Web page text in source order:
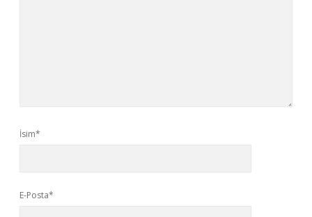
İsim*
E-Posta*